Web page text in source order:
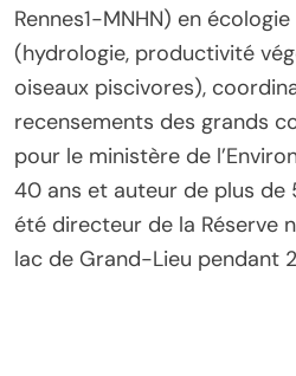
Rennes1-MNHN) en
(hydrologie, productivité
oiseaux piscivores),
recensements des grands
pour le ministère de
40 ans et auteur de plus de
été directeur de la Réserve
lac de Grand-Lieu pendant